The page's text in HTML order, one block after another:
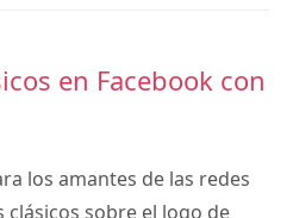
en Facebook con
los amantes de las redes
clásicos sobre el logo de